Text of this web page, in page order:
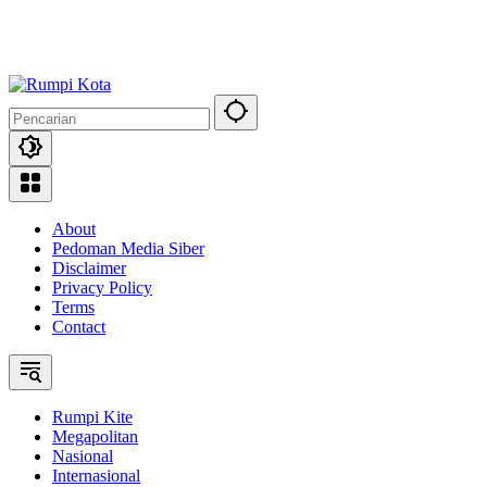
About
Pedoman Media Siber
Disclaimer
Privacy Policy
Terms
Contact
Rumpi Kite
Megapolitan
Nasional
Internasional